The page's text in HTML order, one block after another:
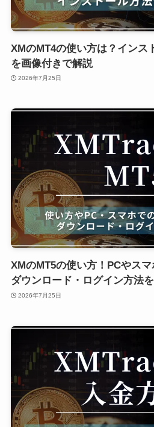
XMのMT4の使い方は？インス
を画像付きで解説
2026年7月25日
XMのMT5の使い方！PCやス
ダウンロード・ログイン方法
2026年7月25日